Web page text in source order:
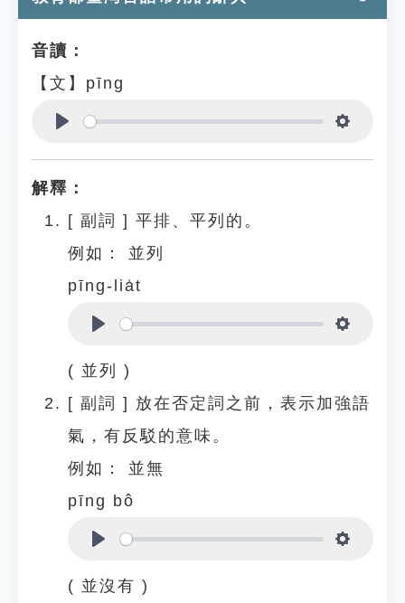
音讀：
【文】pīng
解釋：
[ 副詞 ] 平排、平列的。
例如：
並列
pīng-lia̍t
( 並列 )
[ 副詞 ] 放在否定詞之前，表示加強語
氣，有反駁的意味。
例如：
並無
pīng bô
( 並沒有 )